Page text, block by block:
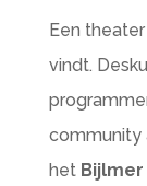
Een
vindt.
community
het